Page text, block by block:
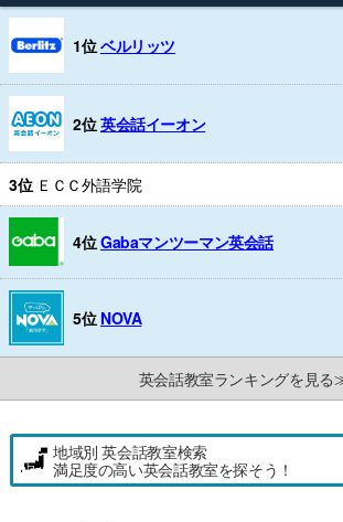
1位ベルリッツ
2位英会話イーオン
3位 ＥＣＣ外語学院
4位Gabaマンツーマン英会話
5位 NOVA
英会話教室ランキングを見
地域別 英会話教室検索
満足度の高い英会話教室を探そう！